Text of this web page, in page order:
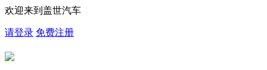
欢迎来到盖世汽车
请登录 免费注册